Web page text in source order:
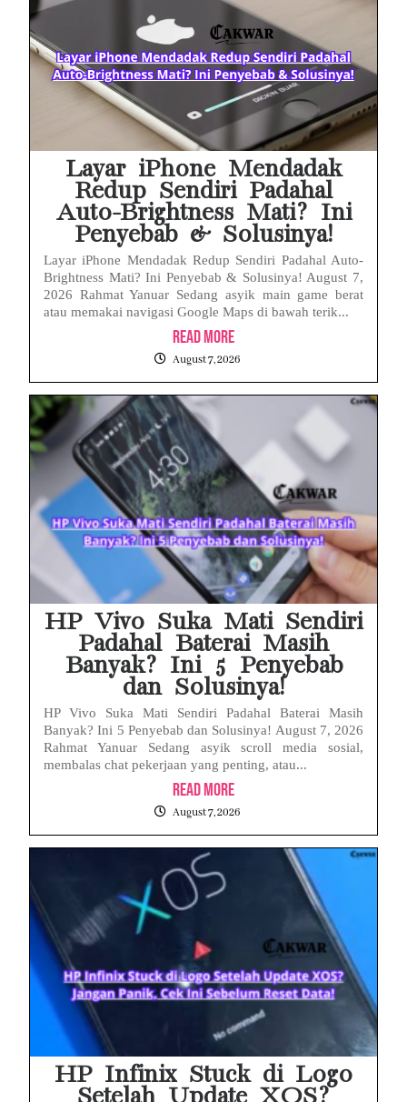
Babak Baru Kasus Febrie Adriansyah, Rencana Praperadilan Penyitaan Emas dan Uang Tunai Jadi Sorotan
Baterai Apple Watch Cepat Boros? Ini Penyebab dan Cara Mengatasinya
HP Huawei Cepat Panas? Ini Penyebab Utama dan Cara Mengatasinya
Layar iPhone Mendadak
Redup Sendiri Padahal
Auto-Brightness Mati? Ini
Penyebab & Solusinya!
Layar iPhone Mendadak Redup Sendiri Padahal Auto-
Brightness Mati? Ini Penyebab & Solusinya! August 7,
2026 Rahmat Yanuar Sedang asyik main game berat
atau memakai navigasi Google Maps di bawah terik...
Read More
August 7, 2026
HP Vivo Suka Mati Sendiri
Padahal Baterai Masih
Banyak? Ini 5 Penyebab
dan Solusinya!
HP Vivo Suka Mati Sendiri Padahal Baterai Masih
Banyak? Ini 5 Penyebab dan Solusinya! August 7, 2026
Rahmat Yanuar Sedang asyik scroll media sosial,
membalas chat pekerjaan yang penting, atau...
Read More
August 7, 2026
HP Infinix Stuck di Logo